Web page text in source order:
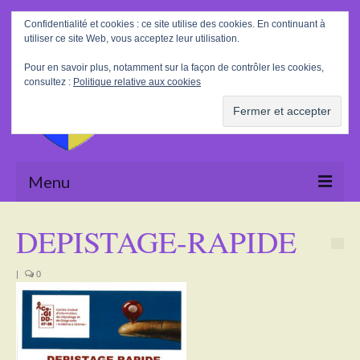
Rechercher
:
Menu
La Mairie
Le village
Tourisme
DEPISTAGE-RAPIDE
| 0
Confidentialité et cookies : ce site utilise des cookies. En continuant à
utiliser ce site Web, vous acceptez leur utilisation.
Pour en savoir plus, notamment sur la façon de contrôler les cookies,
consultez : Politique relative aux cookies